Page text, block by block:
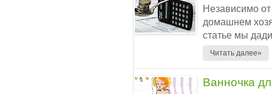
Независимо
домашнем
статье мы
Читать далее»
Ванночка